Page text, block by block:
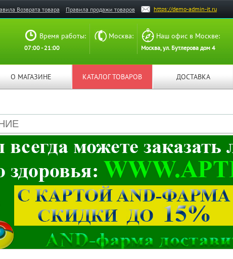
Возврата товара Правила продажи товаров https://demo-admin-it.ru
Время работы:
07:00 - 21:00
Москва: Наш офис в Москве:
Москва, ул. Бутлерова дом 4
О МАГАЗИНЕ КАТАЛОГ ТОВАРОВ ДОСТАВКА